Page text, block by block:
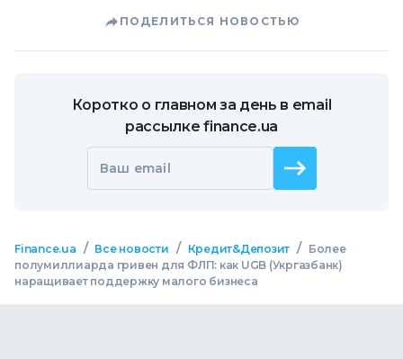
ПОДЕЛИТЬСЯ НОВОСТЬЮ
Коротко о главном за день в email
рассылке finance.ua
Ваш email
Finance.ua / Все новости / Кредит&Депозит /
Более
полумиллиарда гривен для ФЛП: как UGB (Укргазбанк)
наращивает поддержку малого бизнеса